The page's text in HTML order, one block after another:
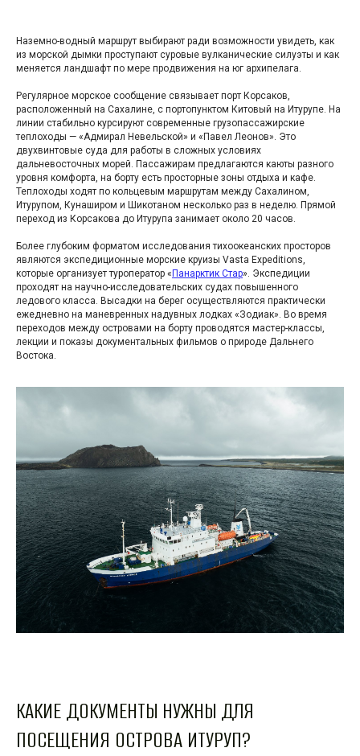
Наземно-водный маршрут выбирают ради возможности увидеть, как
из морской дымки проступают суровые вулканические силуэты и как
меняется ландшафт по мере продвижения на юг архипелага.
Регулярное морское сообщение связывает порт Корсаков,
расположенный на Сахалине, с портопунктом Китовый на Итурупе. На
линии стабильно курсируют современные грузопассажирские
теплоходы — «Адмирал Невельской» и «Павел Леонов». Это
двухвинтовые суда для работы в сложных условиях
дальневосточных морей. Пассажирам предлагаются каюты разного
уровня комфорта, на борту есть просторные зоны отдыха и кафе.
Теплоходы ходят по кольцевым маршрутам между Сахалином,
Итурупом, Кунаширом и Шикотаном несколько раз в неделю. Прямой
переход из Корсакова до Итурупа занимает около 20 часов.
Более глубоким форматом исследования тихоокеанских просторов
являются экспедиционные морские круизы Vasta Expeditions,
которые организует туроператор « Панарктик Стар». Экспедиции
проходят на научно-исследовательских судах повышенного
ледового класса. Высадки на берег осуществляются практически
ежедневно на маневренных надувных лодках «Зодиак». Во время
переходов между островами на борту проводятся мастер-классы,
лекции и показы документальных фильмов о природе Дальнего
Востока.
КАКИЕ ДОКУМЕНТЫ НУЖНЫ ДЛЯ
ПОСЕЩЕНИЯ ОСТРОВА ИТУРУП?